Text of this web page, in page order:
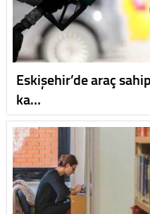
Eskişehir’de araç
ka…